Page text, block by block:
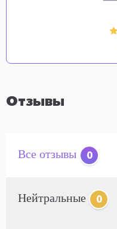
Отзывы
Все отзывы 0
Нейтральные 0